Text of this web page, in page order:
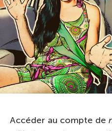
Accéder au compte de